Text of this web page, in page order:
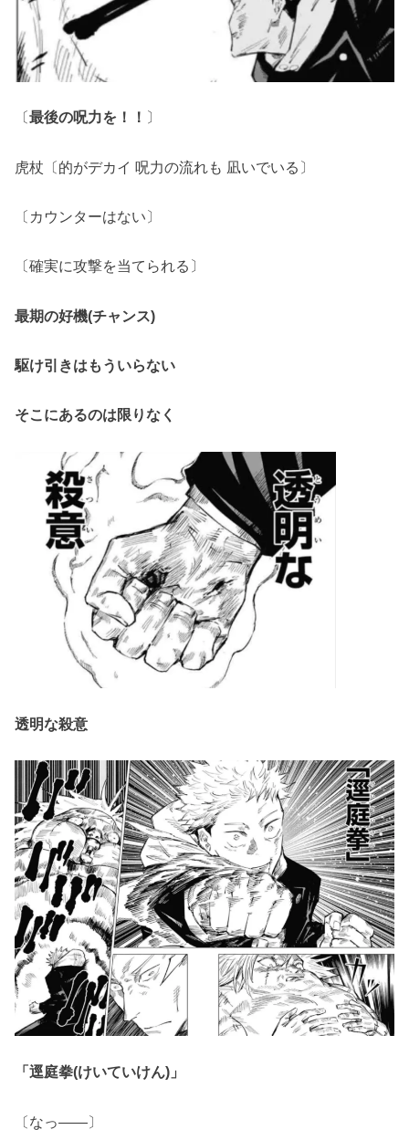
〔最後の呪力を！！ 〕
虎杖〔的がデカイ 呪力の流れも 凪いでいる〕
〔カウンターはない〕
〔確実に攻撃を当てられる〕
最期の好機(チャンス)
駆け引きはもういらない
そこにあるのは限りなく
透明な殺意
「逕庭拳(けいていけん)」
〔なっ――〕